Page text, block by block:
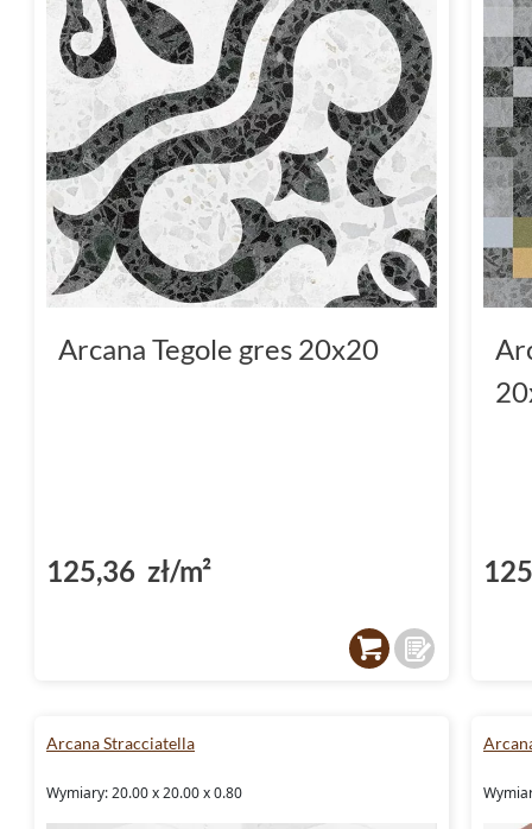
Arcana Tegole gres 20x20
125,36 zł/m²
Arcana Stracciatella
Wymiary: 20.00 x 20.00 x 0.80